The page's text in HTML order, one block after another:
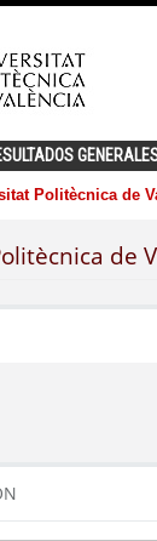
Politècnica de
de